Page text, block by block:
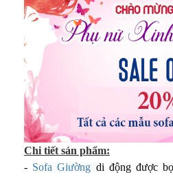
Chi tiết sản phẩm:
- Sofa Giường di động được